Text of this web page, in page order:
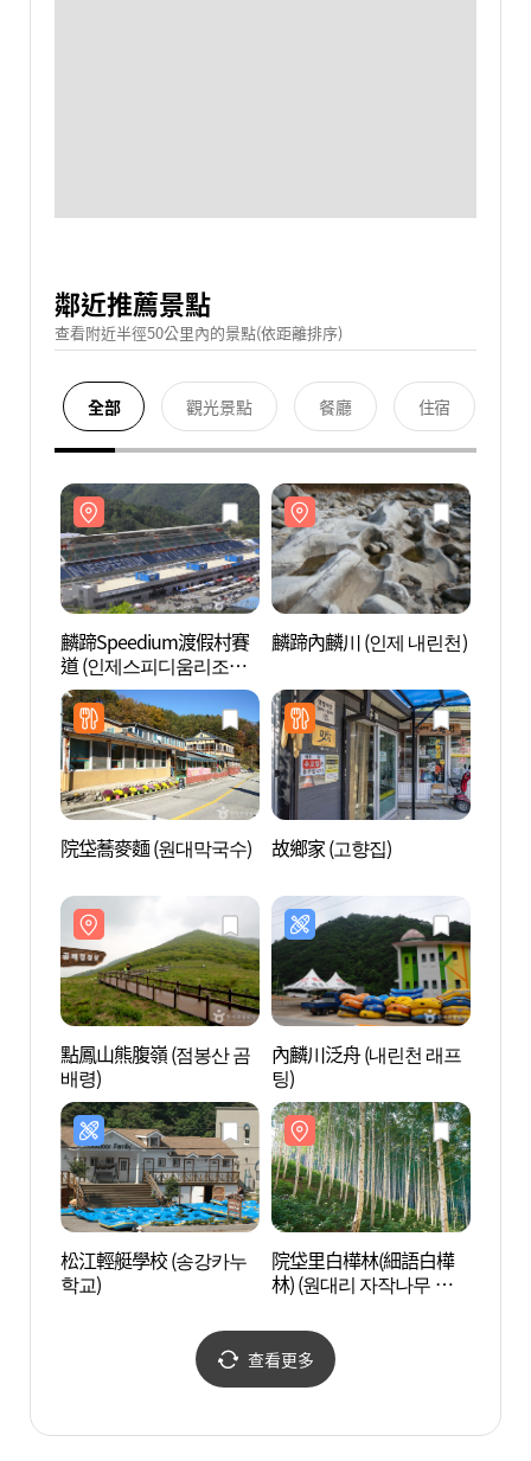
鄰近推薦景點
查看附近半徑50公里內的景點(依距離排序)
全部 觀光景點 餐廳 住宿
麟蹄Speedium渡假村賽
道 (인제스피디움리조트
서킷)
麟蹄內麟川 (인제 내린천)
院垈蕎麥麵 (원대막국수) 故鄉家 (고향집)
點鳳山熊腹嶺 (점봉산 곰
배령)
內麟川泛舟 (내린천 래프
팅)
松江輕艇學校 (송강카누
학교)
院垈里白樺林(細語白樺
林) (원대리 자작나무 숲
查看更多